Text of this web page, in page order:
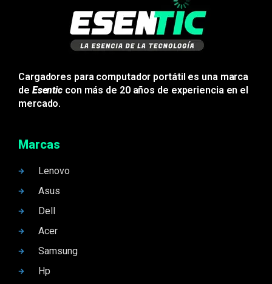
Cargadores para computador portátil es una marca
de Esentic con más de 20 años de experiencia en el
mercado.
Marcas
Lenovo
Asus
Dell
Acer
Samsung
Hp